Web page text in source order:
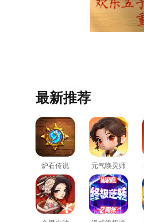
最新推荐
炉石传说 元气唤灵师